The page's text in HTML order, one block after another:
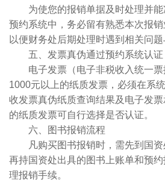
为使您的报销单据及时处理并
预约系统中，务必留有熟悉本次报销
以便财务处后期处理时遇到相关问题
五、发票真伪通过预约系统认证
电子发票（电子非税收入统一
1000元以上的纸质发票，必须在系
收发票真伪纸质查询结果及电子发
的纸质发票可自行选择是否认证。
六、图书报销流程
凡购买图书报销时，需先到国
再持国资处出具的图书上账单和预
理报销手续。